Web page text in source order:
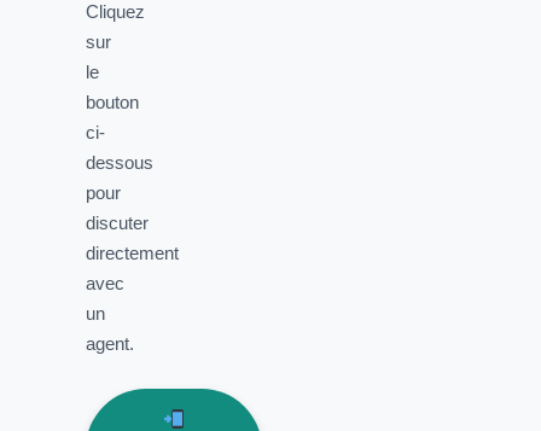
Cliquez
sur
le
bouton
ci-
dessous
pour
discuter
directement
avec
un
agent.